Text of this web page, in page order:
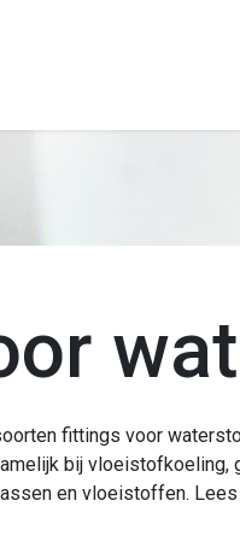
fittings voor
bij vloeistofkoeling,
en vloeistoffen.